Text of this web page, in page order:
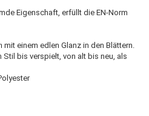
Eigenschaft, erfüllt die EN-Norm
einem edlen Glanz in den Blättern.
bis verspielt, von alt bis neu, als